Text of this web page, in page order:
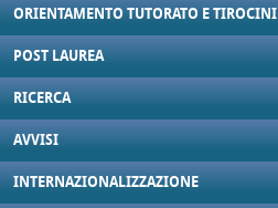
ORIENTAMENTO TUTORATO E TIROCINI
POST LAUREA
RICERCA
AVVISI
INTERNAZIONALIZZAZIONE